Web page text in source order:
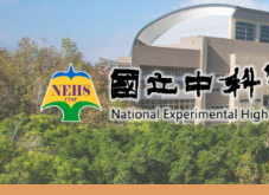
轉
至
主
要
內